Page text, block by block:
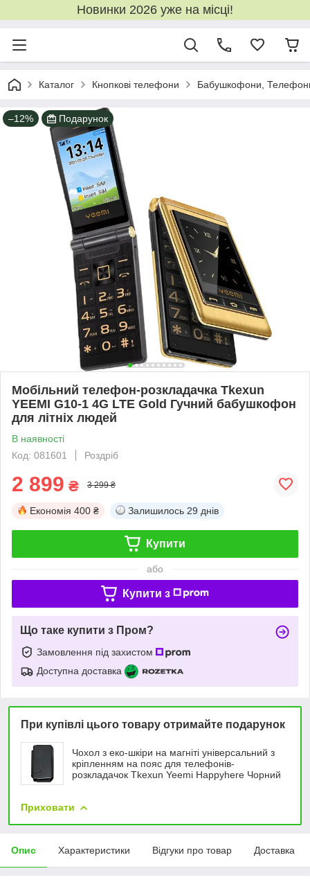
Новинки 2026 уже на місці!
Каталог Кнопкові телефони Бабушкофони, Телефони
–12% Подарунок
Мобільний телефон-розкладачка Tkexun
YEEMI G10-1 4G LTE Gold Гучний бабушкофон
для літніх людей
В наявності
Код: 081601
Роздріб
2 899 ₴ 3 299 ₴
Економія 400 ₴ Залишилось 29 днів
Купити
або
Купити з
Що таке купити з Пром?
Замовлення під захистом
Доступна доставка
При купівлі цього товару отримайте подарунок
Чохол з еко-шкіри на магніті універсальний з
кріпленням на пояс для телефонів-
розкладачок Tkexun Yeemi Happyhere Чорний
Приховати
Опис Характеристики Відгуки про товар Доставка